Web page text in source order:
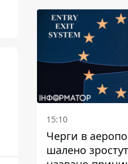
15:10
Черги в
шалено